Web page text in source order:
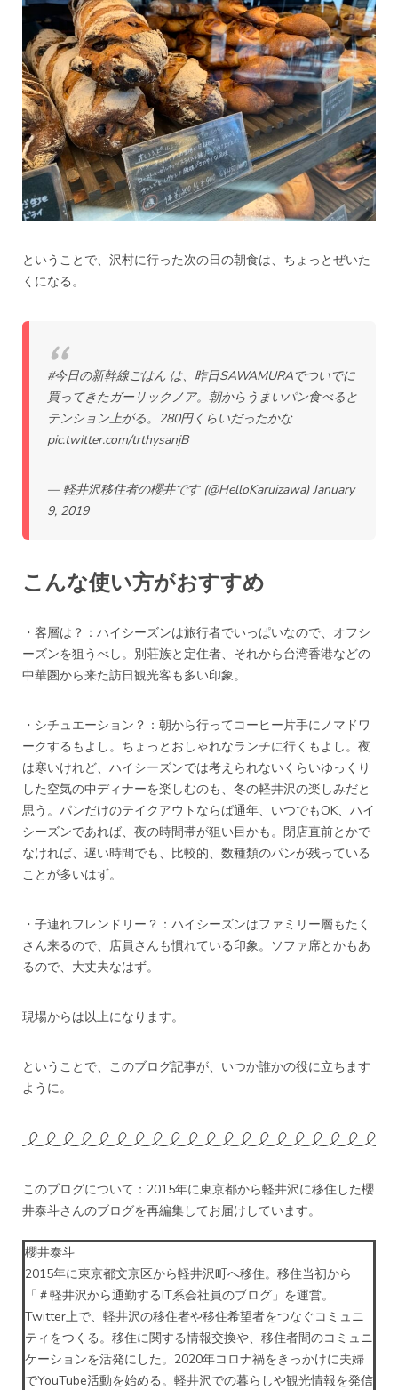
ということで、沢村に行った次の日の朝食は、ちょっとぜいた
くになる。
#今日の新幹線ごはん は、昨日SAWAMURAでついでに
買ってきたガーリックノア。朝からうまいパン食べると
テンション上がる。280円くらいだったかな
pic.twitter.com/trthysanjB
— 軽井沢移住者の櫻井です (@HelloKaruizawa)January
9, 2019
こんな使い方がおすすめ
・客層は？：ハイシーズンは旅行者でいっぱいなので、オフシ
ーズンを狙うべし。別荘族と定住者、それから台湾香港などの
中華圏から来た訪日観光客も多い印象。
・シチュエーション？：朝から行ってコーヒー片手にノマドワ
ークするもよし。ちょっとおしゃれなランチに行くもよし。夜
は寒いけれど、ハイシーズンでは考えられないくらいゆっくり
した空気の中ディナーを楽しむのも、冬の軽井沢の楽しみだと
思う。パンだけのテイクアウトならば通年、いつでもOK、ハイ
シーズンであれば、夜の時間帯が狙い目かも。閉店直前とかで
なければ、遅い時間でも、比較的、数種類のパンが残っている
ことが多いはず。
・子連れフレンドリー？：ハイシーズンはファミリー層もたく
さん来るので、店員さんも慣れている印象。ソファ席とかもあ
るので、大丈夫なはず。
現場からは以上になります。
ということで、このブログ記事が、いつか誰かの役に立ちます
ように。
このブログについて：2015年に東京都から軽井沢に移住した櫻
井泰斗さんのブログを再編集してお届けしています。
櫻井泰斗
2015年に東京都文京区から軽井沢町へ移住。移住当初から
「＃軽井沢から通勤するIT系会社員のブログ」を運営。
Twitter上で、軽井沢の移住者や移住希望者をつなぐコミュニ
ティをつくる。移住に関する情報交換や、移住者間のコミュニ
ケーションを活発にした。2020年コロナ禍をきっかけに夫婦
でYouTube活動を始める。軽井沢での暮らしや観光情報を発信